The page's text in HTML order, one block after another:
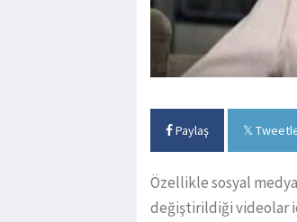
Paylaş
Özellikle sosyal
değiştirildiği videolar